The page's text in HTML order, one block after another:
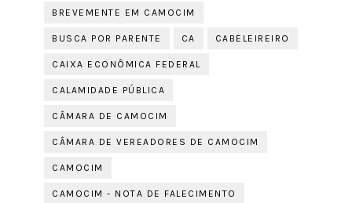
BREVEMENTE EM CAMOCIM
BUSCA POR PARENTE CA CABELEIREIRO
CAIXA ECONÔMICA FEDERAL
CALAMIDADE PÚBLICA
CÂMARA DE CAMOCIM
CÂMARA DE VEREADORES DE CAMOCIM
CAMOCIM
CAMOCIM - NOTA DE FALECIMENTO